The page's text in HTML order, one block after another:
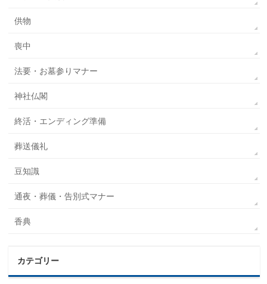
供物
喪中
法要・お墓参りマナー
神社仏閣
終活・エンディング準備
葬送儀礼
豆知識
通夜・葬儀・告別式マナー
香典
カテゴリー